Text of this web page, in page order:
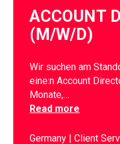
ACCOUNT
(M/W/D)
Wir suchen am
eine:n Account
Monate,…
Read more
Germany Client